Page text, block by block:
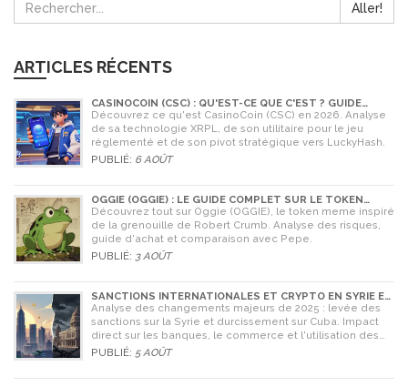
Aller!
ARTICLES RÉCENTS
CASINOCOIN (CSC) : QU'EST-CE QUE C'EST ? GUIDE
COMPLET, TOKENOMICS ET AVENIR EN 2026
Découvrez ce qu'est CasinoCoin (CSC) en 2026. Analyse
de sa technologie XRPL, de son utilitaire pour le jeu
réglementé et de son pivot stratégique vers LuckyHash.
PUBLIÉ: 6 AOÛT
OGGIE (OGGIE) : LE GUIDE COMPLET SUR LE TOKEN
MEME DE LA GRENOUILLE
Découvrez tout sur Oggie (OGGIE), le token meme inspiré
de la grenouille de Robert Crumb. Analyse des risques,
guide d'achat et comparaison avec Pepe.
PUBLIÉ: 3 AOÛT
SANCTIONS INTERNATIONALES ET CRYPTO EN SYRIE ET
CUBA : L'IMPACT MAJEUR DE 2025
Analyse des changements majeurs de 2025 : levée des
sanctions sur la Syrie et durcissement sur Cuba. Impact
direct sur les banques, le commerce et l'utilisation des
cryptomonnaies comme Bitcoin.
PUBLIÉ: 5 AOÛT